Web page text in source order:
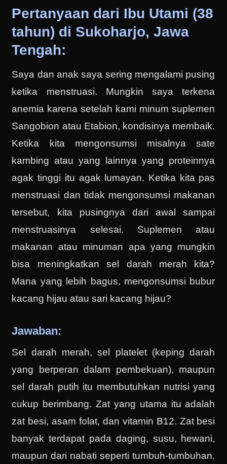
Pertanyaan dari Ibu Utami (38
tahun) di Sukoharjo, Jawa
Tengah:
Saya dan anak saya sering mengalami pusing
ketika menstruasi. Mungkin saya terkena
anemia karena setelah kami minum suplemen
Sangobion atau Etabion, kondisinya membaik.
Ketika kita mengonsumsi misalnya sate
kambing atau yang lainnya yang proteinnya
agak tinggi itu agak lumayan. Ketika kita pas
menstruasi dan tidak mengonsumsi makanan
tersebut, kita pusingnya dari awal sampai
menstruasinya selesai. Suplemen atau
makanan atau minuman apa yang mungkin
bisa meningkatkan sel darah merah kita?
Mana yang lebih bagus, mengonsumsi bubur
kacang hijau atau sari kacang hijau?
Jawaban:
Sel darah merah, sel platelet (keping darah
yang berperan dalam pembekuan), maupun
sel darah putih itu membutuhkan nutrisi yang
cukup berimbang. Zat yang utama itu adalah
zat besi, asam folat, dan vitamin B12. Zat besi
banyak terdapat pada daging, susu, hewani,
maupun dari nabati seperti tumbuh-tumbuhan.